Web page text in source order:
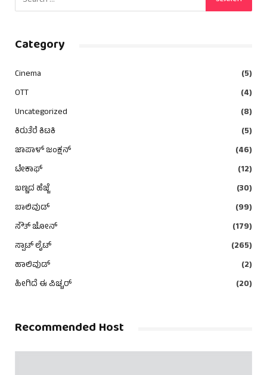
Category
Cinema
(5)
OTT
(4)
Uncategorized
(8)
ಕಿರುತೆರೆ ಕಿಟಕಿ
(5)
ಜಾಪಾಳ್ ಜಂಕ್ಷನ್
(46)
ಟೇಕಾಫ್
(12)
ಬಣ್ಣದ ಹೆಜ್ಜೆ
(30)
ಬಾಲಿವುಡ್
(99)
ಸೌತ್ ಜೋನ್
(179)
ಸ್ಪಾಟ್ ಲೈಟ್
(265)
ಹಾಲಿವುಡ್
(2)
ಹೀಗಿದೆ ಈ ಪಿಚ್ಚರ್
(20)
Recommended Host